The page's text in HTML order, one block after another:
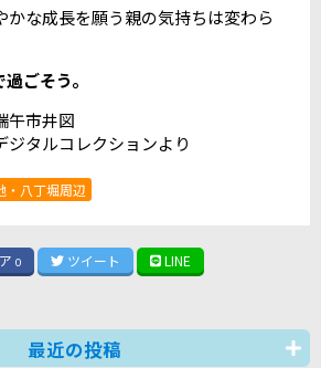
かな成長を願う親の気持ちは変わら
ごそう。
午市井図
タルコレクションより
・八丁堀周辺
0 ツイート LINE
最近の投稿